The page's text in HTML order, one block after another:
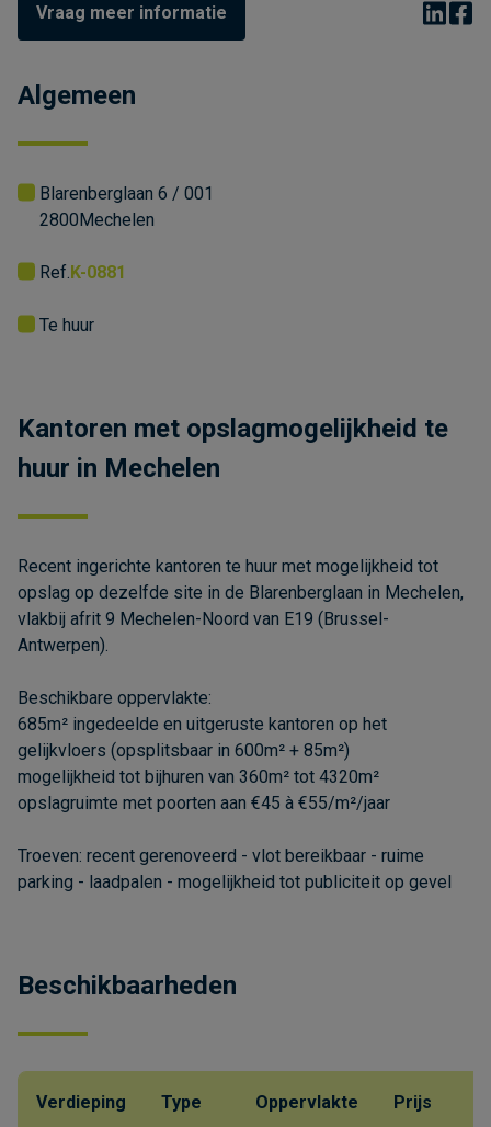
Vraag meer informatie
Algemeen
Mechelen
2800
Blarenberglaan 6 / 001
Ref. K-0881
Te huur
Kantoren met opslagmogelijkheid te
huur in Mechelen
Recent ingerichte kantoren te huur met mogelijkheid tot
opslag op dezelfde site in de Blarenberglaan in Mechelen,
vlakbij afrit 9 Mechelen-Noord van E19 (Brussel-
Antwerpen).
Beschikbare oppervlakte:
685m² ingedeelde en uitgeruste kantoren op het
gelijkvloers (opsplitsbaar in 600m² + 85m²)
mogelijkheid tot bijhuren van 360m² tot 4320m²
opslagruimte met poorten aan €45 à €55/m²/jaar
Troeven: recent gerenoveerd - vlot bereikbaar - ruime
parking - laadpalen - mogelijkheid tot publiciteit op gevel
Beschikbaarheden
Verdieping Type Oppervlakte Prijs